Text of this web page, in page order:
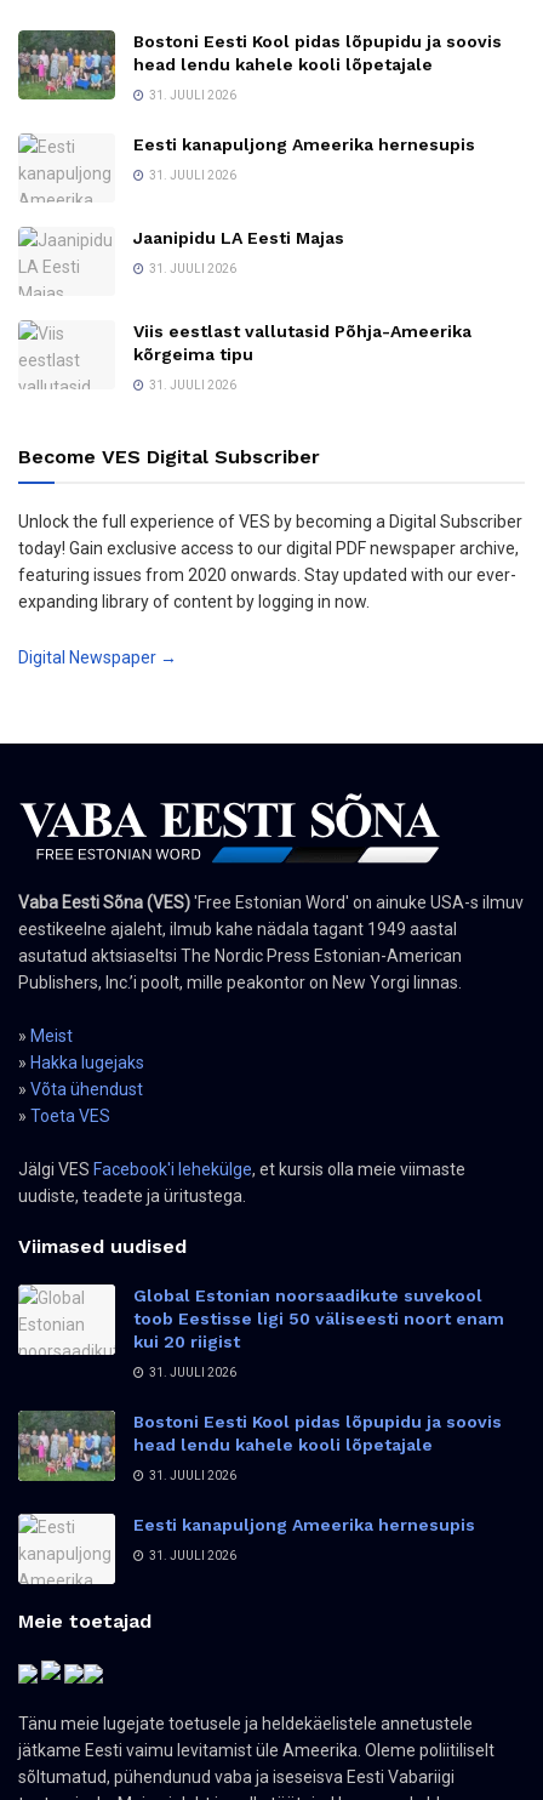
Bostoni Eesti Kool pidas lõpupidu ja soovis
head lendu kahele kooli lõpetajale
31. JUULI 2026
Eesti kanapuljong Ameerika hernesupis
31. JUULI 2026
Jaanipidu LA Eesti Majas
31. JUULI 2026
Viis eestlast vallutasid Põhja-Ameerika
kõrgeima tipu
31. JUULI 2026
Become VES Digital Subscriber
Unlock the full experience of VES by becoming a Digital Subscriber
today! Gain exclusive access to our digital PDF newspaper archive,
featuring issues from 2020 onwards. Stay updated with our ever-
expanding library of content by logging in now.
Digital Newspaper →
Vaba Eesti Sõna (VES)'Free Estonian Word' on ainuke USA-s ilmuv
eestikeelne ajaleht, ilmub kahe nädala tagant 1949 aastal
asutatud aktsiaseltsi The Nordic Press Estonian-American
Publishers, Inc.’i poolt, mille peakontor on New Yorgi linnas.
» Meist
» Hakka lugejaks
» Võta ühendust
» Toeta VES
Jälgi VES Facebook'i lehekülge, et kursis olla meie viimaste
uudiste, teadete ja üritustega.
Viimased uudised
Global Estonian noorsaadikute suvekool
toob Eestisse ligi 50 väliseesti noort enam
kui 20 riigist
31. JUULI 2026
Bostoni Eesti Kool pidas lõpupidu ja soovis
head lendu kahele kooli lõpetajale
31. JUULI 2026
Eesti kanapuljong Ameerika hernesupis
31. JUULI 2026
Meie toetajad
Tänu meie lugejate toetusele ja heldekäelistele annetustele
jätkame Eesti vaimu levitamist üle Ameerika. Oleme poliitiliselt
sõltumatud, pühendunud vaba ja iseseisva Eesti Vabariigi